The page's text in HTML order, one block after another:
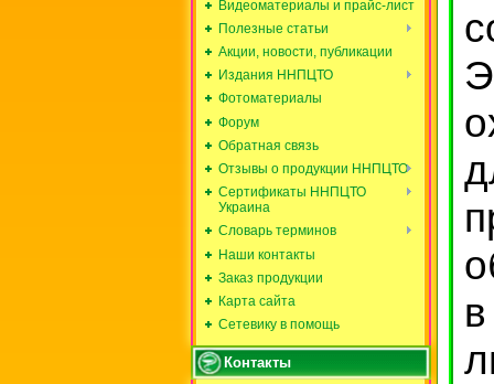
Видеоматериалы и прайс-лист
Полезные статьи
Акции, новости, публикации
Издания ННПЦТО
Фотоматериалы
Форум
Обратная связь
Отзывы о продукции ННПЦТО
Сертификаты ННПЦТО
Украина
Словарь терминов
Наши контакты
Заказ продукции
Карта сайта
Сетевику в помощь
Контакты